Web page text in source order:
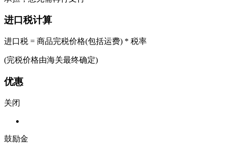
进口税计算
进口税 = 商品完税价格(包括运费) * 税率
(完税价格由海关最终确定)
优惠
关闭
鼓励金